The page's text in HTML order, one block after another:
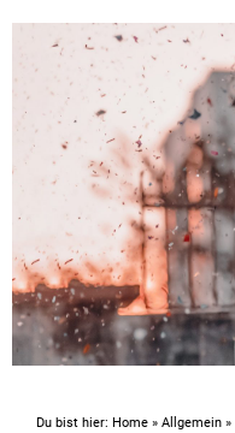
Du bist hier: Home » Allgemein »